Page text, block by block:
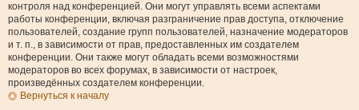
контроля над конференцией. Они могут управлять всеми аспектами
работы конференции, включая разграничение прав доступа, отключение
пользователей, создание групп пользователей, назначение модераторов
и т. п., в зависимости от прав, предоставленных им создателем
конференции. Они также могут обладать всеми возможностями
модераторов во всех форумах, в зависимости от настроек,
произведённых создателем конференции.
Вернуться к началу